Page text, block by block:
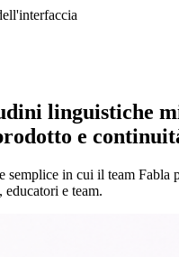
linguistiche
e
semplice in cui il team Fabla
educatori e team.